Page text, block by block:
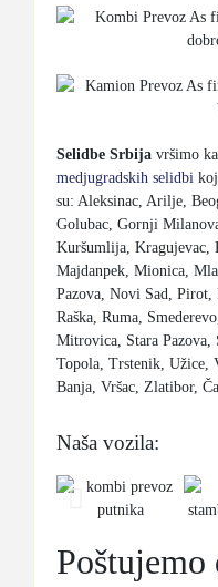
Selidbe Srbija vršimo
medjugradskih selidbi
su: Aleksinac, Arilje,
Golubac, Gornji
Kuršumlija, Kragujevac,
Majdanpek, Mionica,
Pazova, Novi Sad, Pirot,
Raška, Ruma,
Mitrovica, Stara Pazova,
Topola, Trstenik, Užice,
Banja, Vršac, Zlatibor,
Naša vozila: